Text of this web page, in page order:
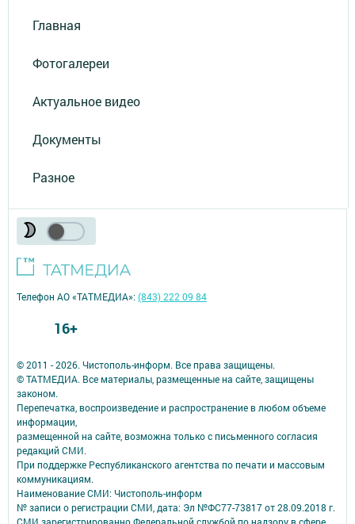
Главная
Фотогалереи
Актуальное видео
Документы
Разное
© 2011 - 2026. Чистополь-информ. Все права защищены.
© ТАТМЕДИА. Все материалы, размещенные на сайте, защищены
законом.
Перепечатка, воспроизведение и распространение в любом объеме
информации,
размещенной на сайте, возможна только с письменного согласия
редакций СМИ.
При поддержке Республиканского агентства по печати и массовым
коммуникациям.
Наименование СМИ: Чистополь-информ
№ записи о регистрации СМИ, дата: Эл №ФС77-73817 от 28.09.2018 г.
СМИ зарегистрированно Федеральной службой по надзору в сфере
Телефон АО «ТАТМЕДИА»:(843) 222 09 84
16+